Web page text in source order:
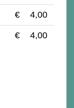
€ 4,00
€ 4,00